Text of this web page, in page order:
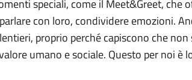
speciali, come il Meet&Greet, che
con loro, condividere emozioni.
proprio perché capiscono che
umano e sociale. Questo per noi è